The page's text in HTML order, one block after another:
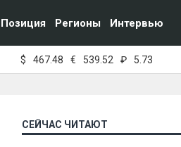
Позиция Регионы Интервью
$ 467.48 € 539.52 ₽ 5.73
СЕЙЧАС ЧИТАЮТ